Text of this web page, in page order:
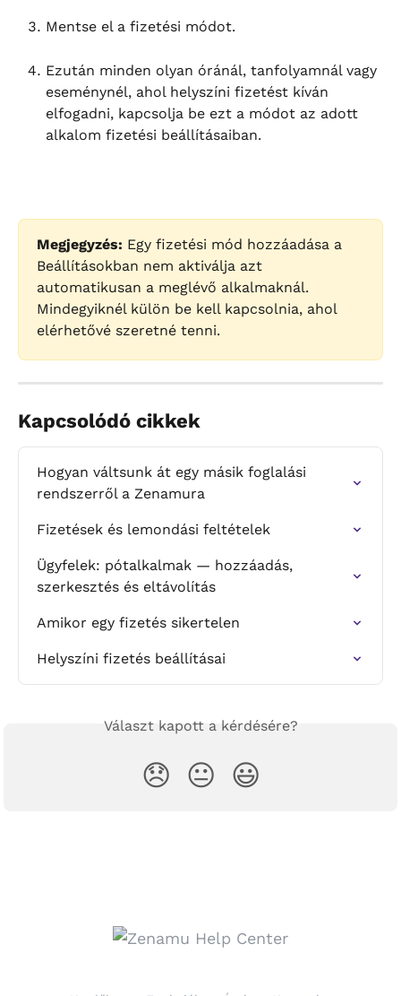
Mentse el a fizetési módot.
Ezután minden olyan óránál, tanfolyamnál vagy
eseménynél, ahol helyszíni fizetést kíván
elfogadni, kapcsolja be ezt a módot az adott
alkalom fizetési beállításaiban.
Megjegyzés: Egy fizetési mód hozzáadása a
Beállításokban nem aktiválja azt
automatikusan a meglévő alkalmaknál.
Mindegyiknél külön be kell kapcsolnia, ahol
elérhetővé szeretné tenni.
Kapcsolódó cikkek
Hogyan váltsunk át egy másik foglalási
rendszerről a Zenamura
Fizetések és lemondási feltételek
Ügyfelek: pótalkalmak — hozzáadás,
szerkesztés és eltávolítás
Amikor egy fizetés sikertelen
Helyszíni fizetés beállításai
Választ kapott a kérdésére?
😞 😐 😃